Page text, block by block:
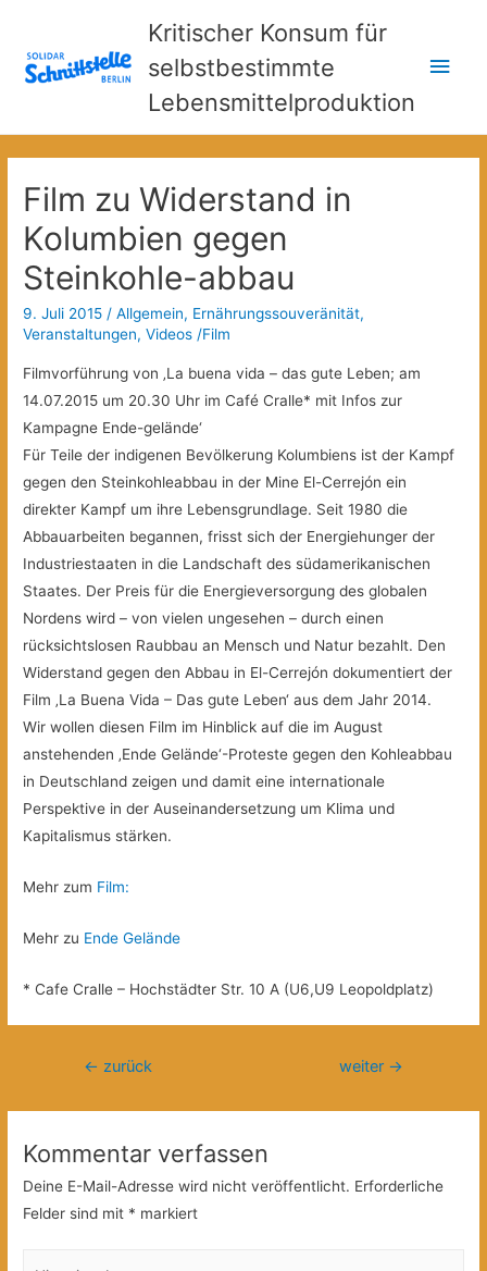
Kritischer Konsum für
selbstbestimmte
Lebensmittelproduktion
Film zu Widerstand in
Kolumbien gegen
Steinkohle-abbau
9. Juli 2015 /Allgemein, Ernährungssouveränität,
Veranstaltungen,Videos /Film
Filmvorführung von ‚La buena vida – das gute Leben; am
14.07.2015 um 20.30 Uhr im Café Cralle* mit Infos zur
Kampagne Ende-gelände‘
Für Teile der indigenen Bevölkerung Kolumbiens ist der Kampf
gegen den Steinkohleabbau in der Mine El-Cerrejón ein
direkter Kampf um ihre Lebensgrundlage. Seit 1980 die
Abbauarbeiten begannen, frisst sich der Energiehunger der
Industriestaaten in die Landschaftdes südamerikanischen
Staates. Der Preis für die Energieversorgung des globalen
Nordens wird – von vielen ungesehen – durch einen
rücksichtslosen Raubbau an Mensch und Natur bezahlt. Den
Widerstand gegen den Abbau in El-Cerrejón dokumentiert der
Film ‚La Buena Vida – Das gute Leben‘ aus dem Jahr 2014.
Wir wollen diesen Film im Hinblick auf die im August
anstehenden ‚Ende Gelände‘-Proteste gegen den Kohleabbau
in Deutschland zeigen und damit eine internationale
Perspektive in der Auseinandersetzung um Klima und
Kapitalismus stärken.
Mehr zum Film:
Mehr zu Ende Gelände
* Cafe Cralle – Hochstädter Str. 10 A (U6,U9 Leopoldplatz)
Beitragsnavigation
← zurück weiter →
Kommentar verfassen
Deine E-Mail-Adresse wird nicht veröffentlicht. Erforderliche
Felder sind mit * markiert